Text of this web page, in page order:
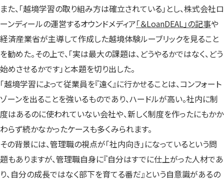
また、「越境学習の取り組み方は確立されている」とし、株式会社ロ
ーンディールの運営するオウンドメディア「＆LoanDEAL」の記事や
経済産業省が主導して作成した越境体験ルーブリックを見ること
を勧めた。その上で、「実は最大の課題は、どうやるかではなく、どう
始めさせるかです」と本題を切り出した。
「越境学習によって従業員を『遠く』に行かせることは、コンフォート
ゾーンを出ることを強いるものであり、ハードルが高い。社内に制
度はあるのに使われていない会社や、新しく制度を作ったにもかか
わらず続かなかったケースも多くみられます。
その背景には、管理職の視点が「社内向き」になっているという問
題もありますが、管理職自身に『自分はすでに仕上がった人材であ
り、自分の成長ではなく部下を育てる番だ』という自意識があるの